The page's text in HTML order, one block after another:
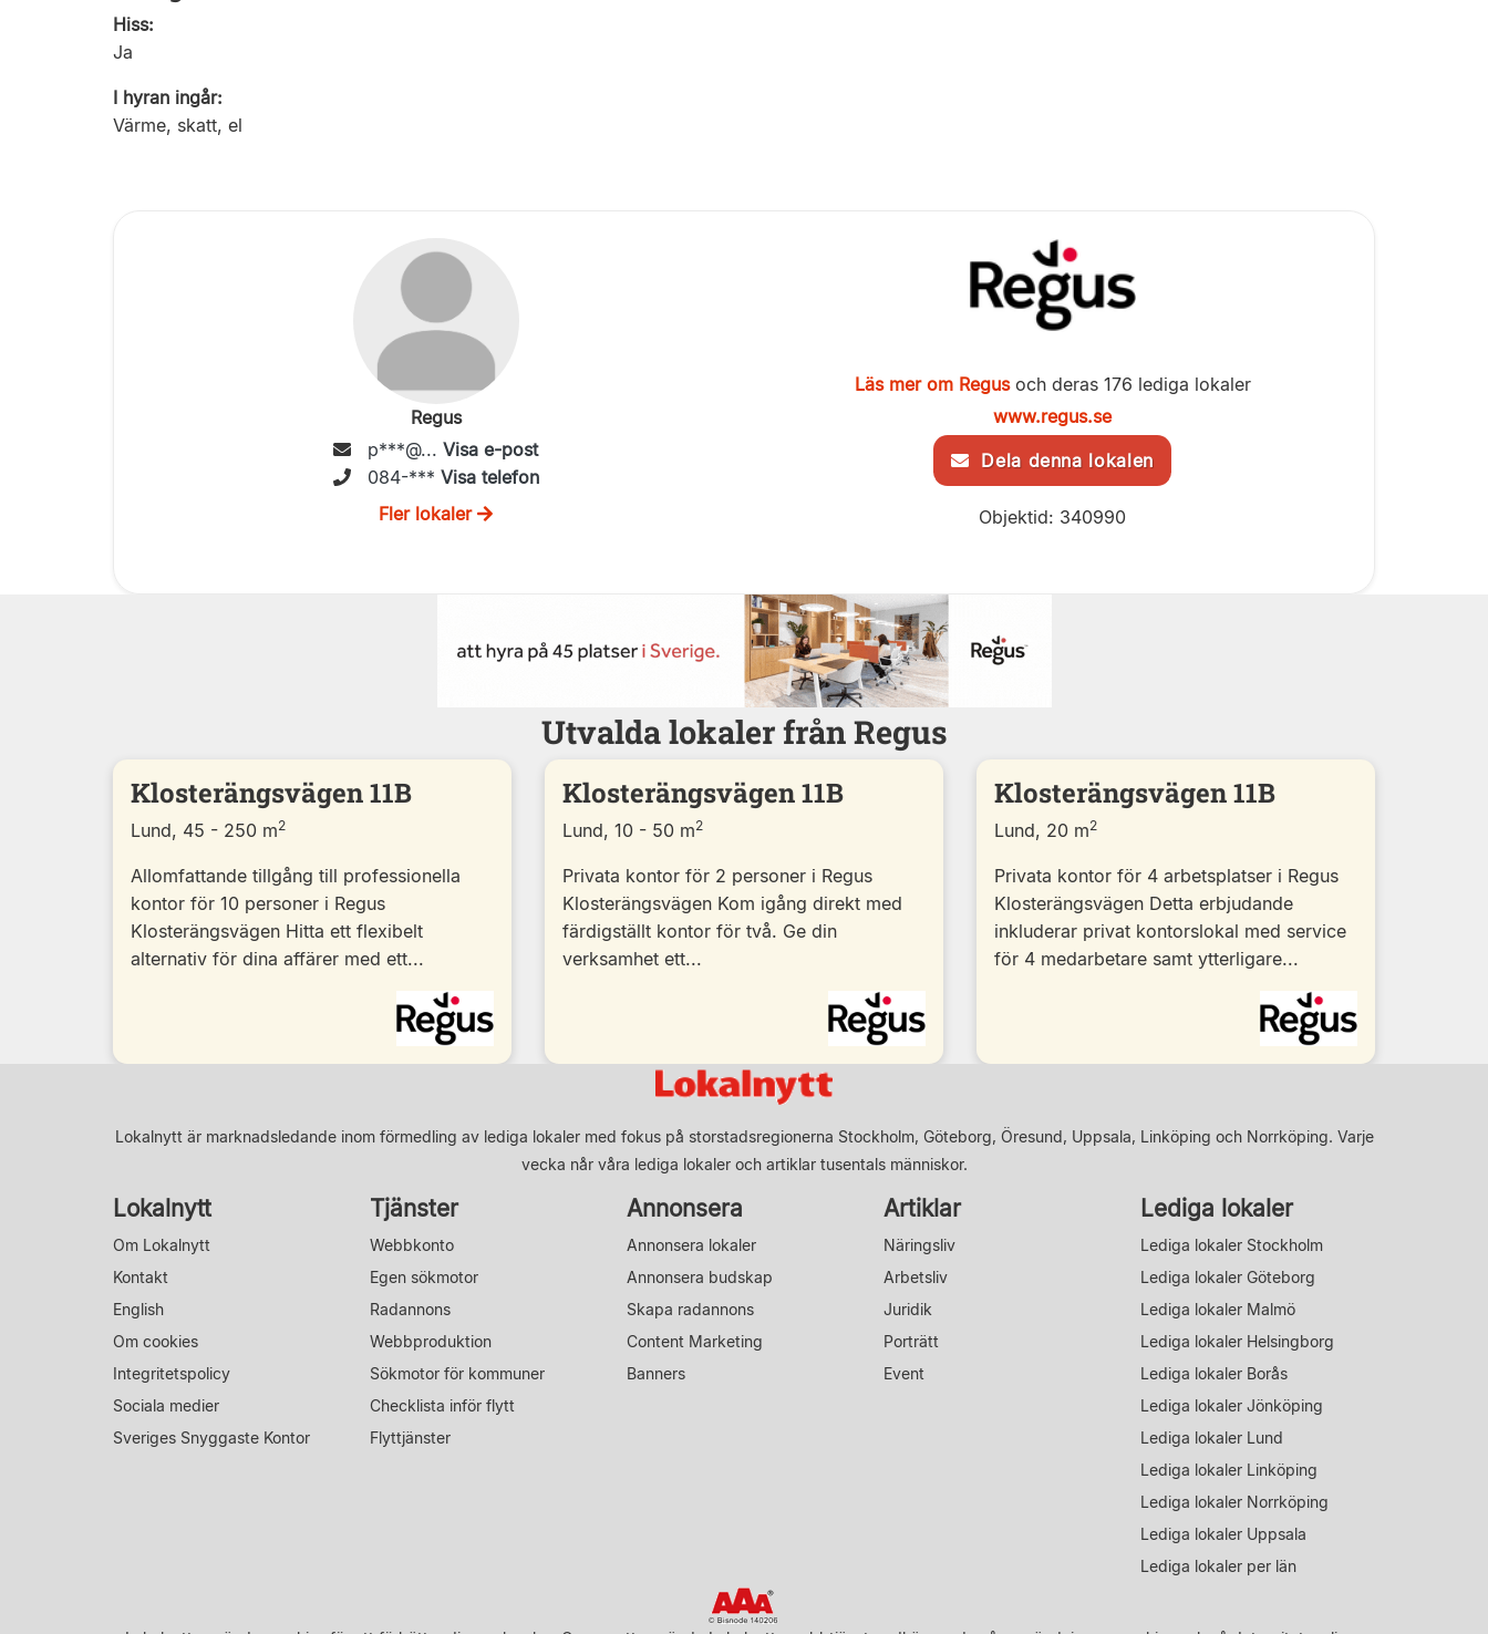
Hiss:
Ja
I hyran ingår:
Värme, skatt, el
Regus
p***@... Visa e-post
084-*** Visa telefon
Fler lokaler
Läs mer om Regusoch deras 176 lediga lokaler
www.regus.se
Dela denna lokalen
Objektid: 340990
Utvalda lokaler från Regus
Klosterängsvägen 11B
Lund, 45 - 250 m2
Allomfattande tillgång till professionella
kontor för 10 personer i Regus
Klosterängsvägen Hitta ett flexibelt
alternativ för dina affärer med ett...
Klosterängsvägen 11B
Lund, 10 - 50 m2
Privata kontor för 2 personer i Regus
Klosterängsvägen Kom igång direkt med
färdigställt kontor för två. Ge din
verksamhet ett...
Klosterängsvägen 11B
Lund, 20 m2
Privata kontor för 4 arbetsplatser i Regus
Klosterängsvägen Detta erbjudande
inkluderar privat kontorslokal med service
för 4 medarbetare samt ytterligare...
Lokalnytt är marknadsledande inom förmedling av lediga lokaler med fokus på storstadsregionerna Stockholm, Göteborg, Öresund, Uppsala, Linköping och Norrköping. Varje
vecka når våra lediga lokaler och artiklar tusentals människor.
Lokalnytt
Om Lokalnytt
Kontakt
English
Om cookies
Integritetspolicy
Sociala medier
Sveriges Snyggaste Kontor
Tjänster
Webbkonto
Egen sökmotor
Radannons
Webbproduktion
Sökmotor för kommuner
Checklista inför flytt
Flyttjänster
Annonsera
Annonsera lokaler
Annonsera budskap
Skapa radannons
Content Marketing
Banners
Artiklar
Näringsliv
Arbetsliv
Juridik
Porträtt
Event
Lediga lokaler
Lediga lokaler Stockholm
Lediga lokaler Göteborg
Lediga lokaler Malmö
Lediga lokaler Helsingborg
Lediga lokaler Borås
Lediga lokaler Jönköping
Lediga lokaler Lund
Lediga lokaler Linköping
Lediga lokaler Norrköping
Lediga lokaler Uppsala
Lediga lokaler per län